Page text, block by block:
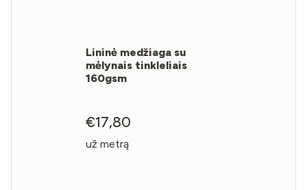
Lininė medžiaga su
mėlynais tinkleliais
160gsm
€17,80
už metrą